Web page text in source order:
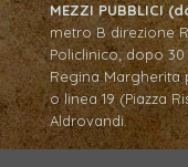
MEZZI PUBBLICI
metro B direzione
Policlinico; dopo
Regina Margherita
o linea 19 (Piazza
Aldrovandi.